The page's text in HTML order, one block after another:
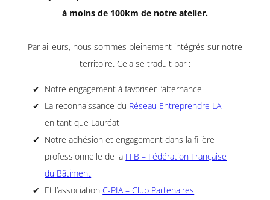
à moins de 100km de notre atelier.
Par ailleurs, nous sommes pleinement intégrés sur notre
territoire. Cela se traduit par :
Notre engagement à favoriser l’alternance
La reconnaissance du Réseau Entreprendre LA
en tant que Lauréat
Notre adhésion et engagement dans la filière
professionnelle de la FFB – Fédération Française
du Bâtiment
Et l’association C-PIA – Club Partenaires